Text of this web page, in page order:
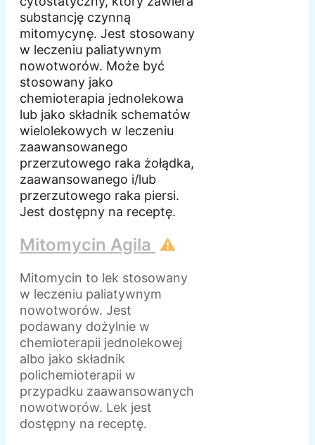
substancję czynną
mitomycynę. Jest stosowany
w leczeniu paliatywnym
nowotworów. Może być
stosowany jako
chemioterapia jednolekowa
lub jako składnik schematów
wielolekowych w leczeniu
zaawansowanego
przerzutowego raka żołądka,
zaawansowanego i/lub
przerzutowego raka piersi.
Jest dostępny na receptę.
Mitomycin Agila ⚠️
Mitomycin to lek stosowany
w leczeniu paliatywnym
nowotworów. Jest
podawany dożylnie w
chemioterapii jednolekowej
albo jako składnik
polichemioterapii w
przypadku zaawansowanych
nowotworów. Lek jest
dostępny na receptę.